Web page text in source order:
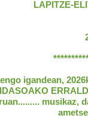
LAPITZE-
igandean,
musikaz,